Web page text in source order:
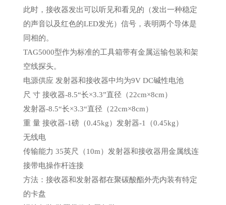
此时，接收器发出可以听见和看见的（发出一种稳定
的声音以及红色的LED发光）信号，表明两个导体是
同相的。
TAG5000型作为标准的工具箱带有金属运输包装和架
空线探头。
电源供应 发射器和接收器中均为9V DC碱性电池
尺 寸 接收器-8.5“长×3.3”直径（22cm×8cm）
发射器-8.5“长×3.3“直径（22cm×8cm）
重 量 接收器-1磅（0.45kg）发射器-1（0.45kg）
无线电
传输能力 35英尺（10m）发射器和接收器用金属线连
接带电操作杆连接
方法：接收器和发射器都在聚碳酸酯外壳内装有特定
的卡盘